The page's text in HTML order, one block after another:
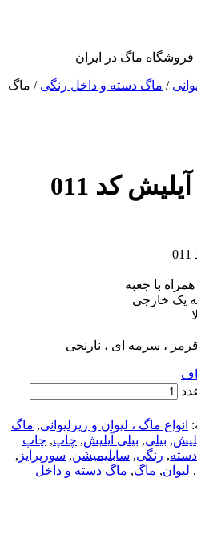
ماگ در ایران
/ ماگ دسته و داخل رنگی / ماگ
کد 011
با جعبه
یک خارجی
، سرمه ای ، نارنجی
انواع ماگ ، لیوان و زیرلیوانی, ماگ
, بیلی, بیلی آیلیش, چاپ, چاپ
دسته, رنگی, سابلیمیشن, سورپرایز ,
, لیوان, ماگ, ماگ دسته و داخل